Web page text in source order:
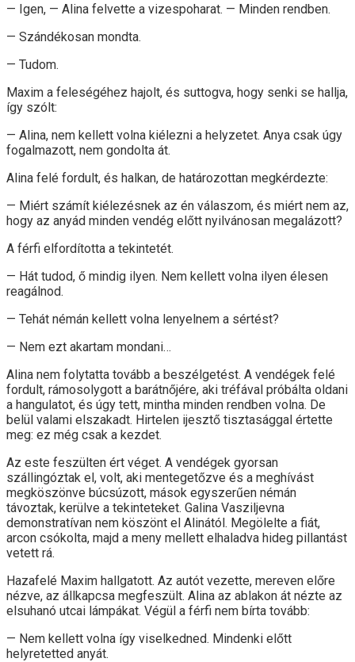
— Igen, — Alina felvette a vizespoharat. — Minden rendben.
— Szándékosan mondta.
— Tudom.
Maxim a feleségéhez hajolt, és suttogva, hogy senki se hallja,
így szólt:
— Alina, nem kellett volna kiélezni a helyzetet. Anya csak úgy
fogalmazott, nem gondolta át.
Alina felé fordult, és halkan, de határozottan megkérdezte:
— Miért számít kiélezésnek az én válaszom, és miért nem az,
hogy az anyád minden vendég előtt nyilvánosan megalázott?
A férfi elfordította a tekintetét.
— Hát tudod, ő mindig ilyen. Nem kellett volna ilyen élesen
reagálnod.
— Tehát némán kellett volna lenyelnem a sértést?
— Nem ezt akartam mondani…
Alina nem folytatta tovább a beszélgetést. A vendégek felé
fordult, rámosolygott a barátnőjére, aki tréfával próbálta oldani
a hangulatot, és úgy tett, mintha minden rendben volna. De
belül valami elszakadt. Hirtelen ijesztő tisztasággal értette
meg: ez még csak a kezdet.
Az este feszülten ért véget. A vendégek gyorsan
szállingóztak el, volt, aki mentegetőzve és a meghívást
megköszönve búcsúzott, mások egyszerűen némán
távoztak, kerülve a tekinteteket. Galina Vasziljevna
demonstratívan nem köszönt el Alinától. Megölelte a fiát,
arcon csókolta, majd a meny mellett elhaladva hideg pillantást
vetett rá.
Hazafelé Maxim hallgatott. Az autót vezette, mereven előre
nézve, az állkapcsa megfeszült. Alina az ablakon át nézte az
elsuhanó utcai lámpákat. Végül a férfi nem bírta tovább:
— Nem kellett volna így viselkedned. Mindenki előtt
helyretetted anyát.